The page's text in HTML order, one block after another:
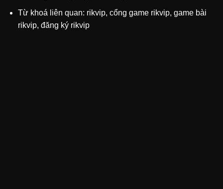
Từ khoá liên quan: rikvip, cổng game rikvip, game bài
rikvip, đăng ký rikvip